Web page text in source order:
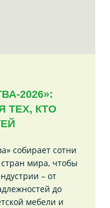
2026»:
ТЕХ, КТО
собирает сотни
мира, чтобы
– от
до
мебели и